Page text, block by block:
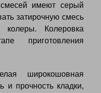
имеют серый
затирочную смесь
колеры. Колеровка
приготовления
широкошовная
и прочность кладки,